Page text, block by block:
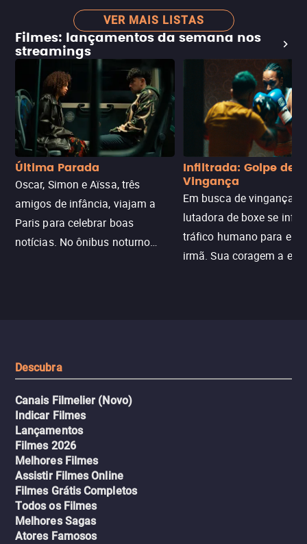
VER MAIS LISTAS
Filmes: lançamentos da semana nos
streamings
Última Parada
Oscar, Simon e Aïssa, três
amigos de infância, viajam a
Paris para celebrar boas
notícias. No ônibus noturno
Infiltrada: Golpe de
Vingança
Em busca de vingança,
lutadora de boxe se
tráfico humano para
irmã. Sua coragem a
Descubra
Canais Filmelier (Novo)
Indicar Filmes
Lançamentos
Filmes 2026
Melhores Filmes
Assistir Filmes Online
Filmes Grátis Completos
Todos os Filmes
Melhores Sagas
Atores Famosos